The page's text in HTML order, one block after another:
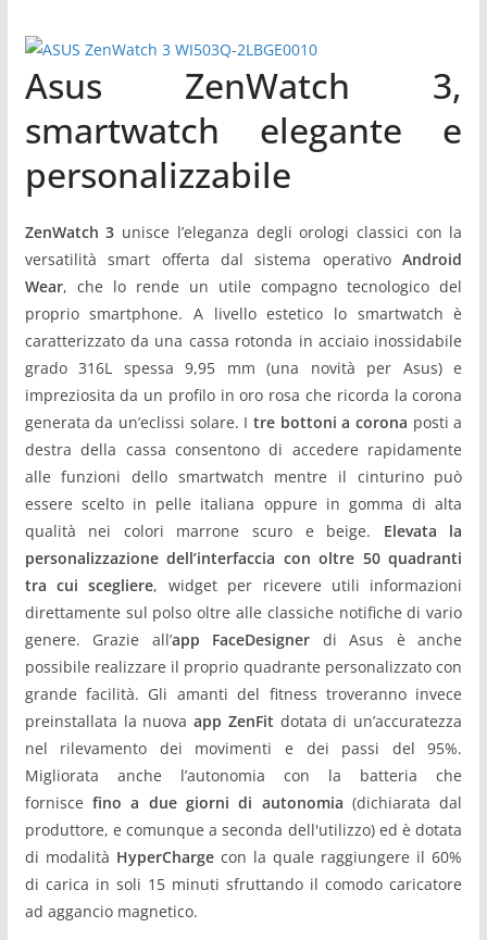
Asus ZenWatch 3,
smartwatch elegante e
personalizzabile
ZenWatch 3 unisce l’eleganza degli orologi classici con la
versatilità smart offerta dal sistema operativoAndroid
Wear, che lo rende un utile compagno tecnologico del
proprio smartphone. A livello estetico lo smartwatch è
caratterizzato da una cassa rotonda in acciaio inossidabile
grado 316L spessa 9,95 mm (una novità per Asus) e
impreziosita da un profilo in oro rosa che ricorda la corona
generata da un’eclissi solare. I tre bottoni a corona posti a
destra della cassa consentono di accedere rapidamente
alle funzioni dello smartwatch mentre il cinturino può
essere scelto in pelle italiana oppure in gomma di alta
qualità nei colori marrone scuro e beige. Elevata la
personalizzazione dell’interfaccia con oltre 50 quadranti
tra cui scegliere, widget per ricevere utili informazioni
direttamente sul polso oltre alle classiche notifiche di vario
genere. Grazie all’app FaceDesigner di Asus è anche
possibile realizzare il proprio quadrante personalizzato con
grande facilità. Gli amanti del fitness troveranno invece
preinstallata la nuovaapp ZenFit dotata di un’accuratezza
nel rilevamento dei movimenti e dei passi del 95%.
Migliorata anche l’autonomia con la batteria che
forniscefino a due giorni di autonomia (dichiarata dal
produttore, e comunque a seconda dell'utilizzo) ed è dotata
di modalità HyperChargecon la quale raggiungere il 60%
di carica in soli 15 minuti sfruttando il comodo caricatore
ad aggancio magnetico.